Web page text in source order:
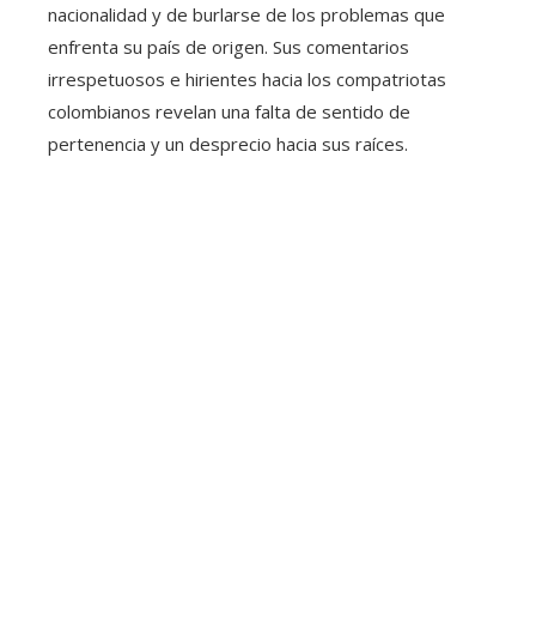
nacionalidad y de burlarse de los problemas que
enfrenta su país de origen. Sus comentarios
irrespetuosos e hirientes hacia los compatriotas
colombianos revelan una falta de sentido de
pertenencia y un desprecio hacia sus raíces.